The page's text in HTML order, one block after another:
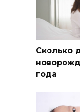
Сколько
года